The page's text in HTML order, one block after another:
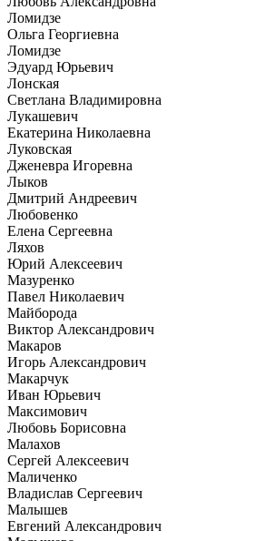
Ломидзе
Ольга Георгиевна
Ломидзе
Эдуард Юрьевич
Лонская
Светлана Владимировна
Лукашевич
Екатерина Николаевна
Луковская
Дженевра Игоревна
Лыков
Дмитрий Андреевич
Любовенко
Елена Сергеевна
Ляхов
Юрий Алексеевич
Мазуренко
Павел Николаевич
Майборода
Виктор Александрович
Макаров
Игорь Александрович
Макарчук
Иван Юрьевич
Максимович
Любовь Борисовна
Малахов
Сергей Алексеевич
Маличенко
Владислав Сергеевич
Малышев
Евгений Александрович